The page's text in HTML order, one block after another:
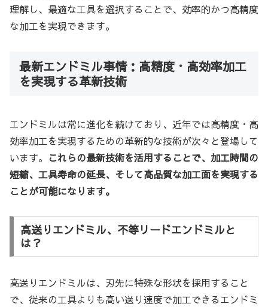
理解し、最適な工具を選択することで、効率的かつ高精度
な加工を実現できます。
最新エンドミル事情：高精度・高効率加工
を実現する革新技術
エンドミルは常に進化を続けており、近年では高精度・高
効率加工を実現するための革新的な技術が次々と登場して
います。 これらの最新技術を活用することで、加工時間の
短縮、工具寿命の延長、そして高品質な加工面を実現する
ことが可能になります。
高送りエンドミル、不等リードエンドミルと
は？
高送りエンドミルは、刃先に特殊な形状を採用すること
で、従来の工具よりも高い送り速度で加工できるエンドミ